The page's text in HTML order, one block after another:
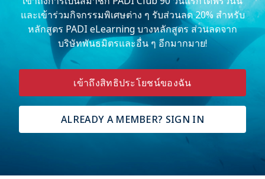
และเข้าร่วมกิจกรรมพิเศษต่าง ๆ รับส่วนลด 20% สำหรับ
หลักสูตร PADI eLearning บางหลักสูตร ส่วนลดจาก
บริษัทพันธมิตรและอื่น ๆ อีกมากมาย!
เข้าถึงสิทธิประโยชน์ของฉัน
ALREADY A MEMBER? SIGN IN